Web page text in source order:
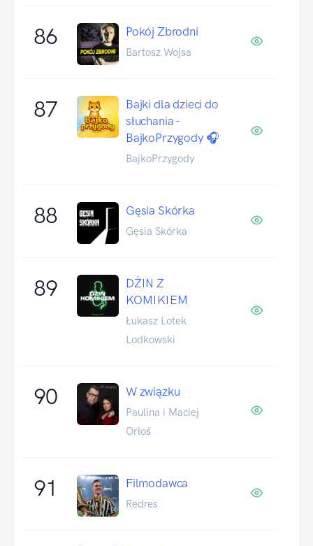
86 Pokój Zbrodni
Bartosz Wojsa
87
Bajki dla dzieci do
słuchania -
BajkoPrzygody 🎧
BajkoPrzygody
88 Gęsia Skórka
Gęsia Skórka
89
DŻIN Z
KOMIKIEM
Łukasz Lotek
Lodkowski
90 W związku
Paulina i Maciej
Orłoś
91 Filmodawca
Redres